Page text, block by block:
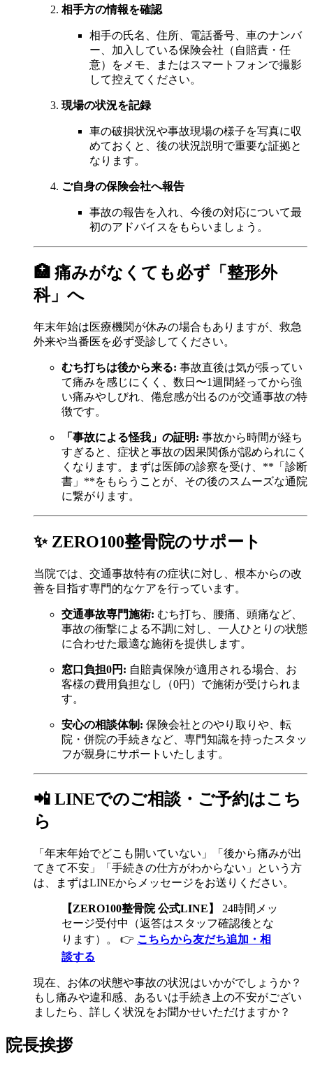
相手方の情報を確認
相手の氏名、住所、電話番号、車のナンバ
ー、加入している保険会社（自賠責・任
意）をメモ、またはスマートフォンで撮影
して控えてください。
現場の状況を記録
車の破損状況や事故現場の様子を写真に収
めておくと、後の状況説明で重要な証拠と
なります。
ご自身の保険会社へ報告
事故の報告を入れ、今後の対応について最
初のアドバイスをもらいましょう。
🏥 痛みがなくても必ず「整形外
科」へ
年末年始は医療機関が休みの場合もありますが、救急
外来や当番医を必ず受診してください。
むち打ちは後から来る: 事故直後は気が張ってい
て痛みを感じにくく、数日〜1週間経ってから強
い痛みやしびれ、倦怠感が出るのが交通事故の特
徴です。
「事故による怪我」の証明: 事故から時間が経ち
すぎると、症状と事故の因果関係が認められにく
くなります。まずは医師の診察を受け、**「診断
書」**をもらうことが、その後のスムーズな通院
に繋がります。
✨ ZERO100整骨院のサポート
当院では、交通事故特有の症状に対し、根本からの改
善を目指す専門的なケアを行っています。
交通事故専門施術: むち打ち、腰痛、頭痛など、
事故の衝撃による不調に対し、一人ひとりの状態
に合わせた最適な施術を提供します。
窓口負担0円: 自賠責保険が適用される場合、お
客様の費用負担なし（0円）で施術が受けられま
す。
安心の相談体制: 保険会社とのやり取りや、転
院・併院の手続きなど、専門知識を持ったスタッ
フが親身にサポートいたします。
📲 LINEでのご相談・ご予約はこち
ら
「年末年始でどこも開いていない」「後から痛みが出
てきて不安」「手続きの仕方がわからない」という方
は、まずはLINEからメッセージをお送りください。
【ZERO100整骨院 公式LINE】
24時間メッ
セージ受付中（返答はスタッフ確認後とな
ります）。 👉 こちらから友だち追加・相
談する
現在、お体の状態や事故の状況はいかがでしょうか？
もし痛みや違和感、あるいは手続き上の不安がござい
ましたら、詳しく状況をお聞かせいただけますか？
院長挨拶